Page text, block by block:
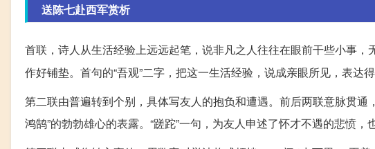
送陈七赴西军赏析
首联，诗人从生活经验上远远起笔，说非凡之人往往在眼前干些小事，
作好铺垫。首句的“吾观”二字，把这一生活经验，说成亲眼所见，表达
第二联由普遍转到个别，具体写友人的抱负和遭遇。前后两联意脉贯通
鸿鹄”的勃勃雄心的表露。“蹉跎”一句，为友人申述了怀才不遇的悲愤，